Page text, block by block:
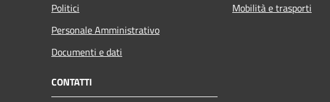
Politici
Personale Amministrativo
Documenti e dati
Mobilità e trasporti
CONTATTI